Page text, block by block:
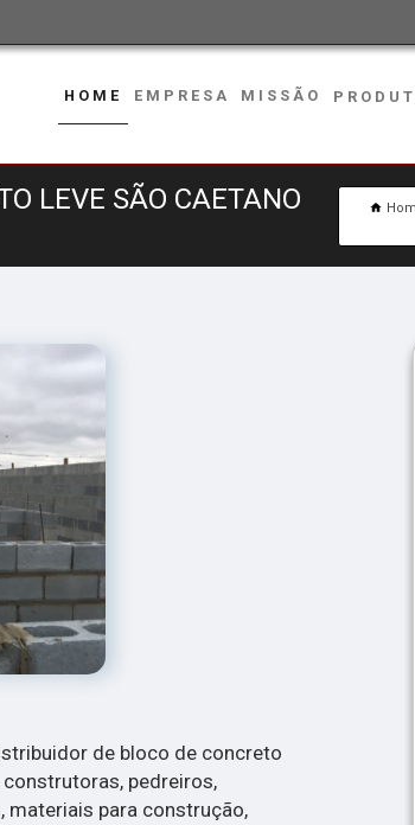
HOME EMPRESA MISSÃO
LEVE SÃO CAETANO
de bloco de concreto
construtoras, pedreiros,
materiais para construção,